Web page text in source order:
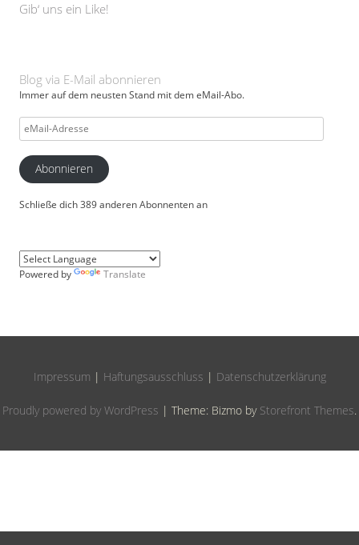
Gib‘ uns ein Like!
Blog via E-Mail abonnieren
Immer auf dem neusten Stand mit dem eMail-Abo.
eMail-
Adresse
Abonnieren
Schließe dich 389 anderen Abonnenten an
Powered by Translate
Impressum | Haftungsausschluss | Datenschutzerklärung
Proudly powered by WordPress | Theme: Bizmo by Storefront Themes.